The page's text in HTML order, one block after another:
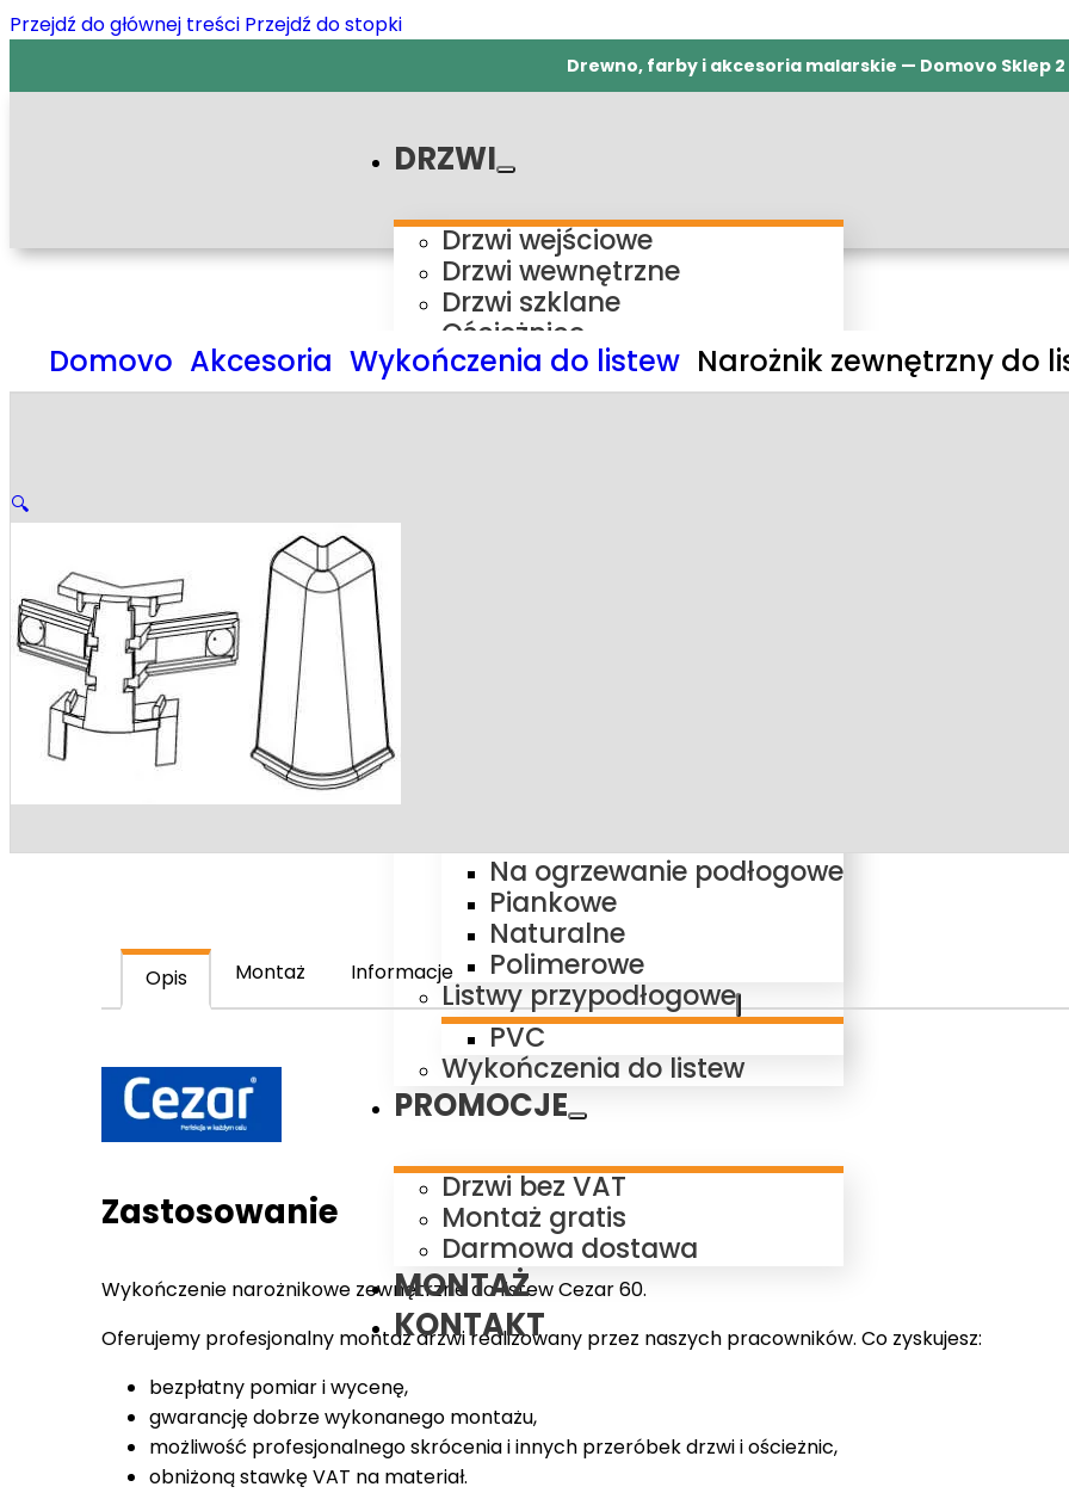
Przejdź do głównej treści Przejdź do stopki
Drewno, farby i akcesoria malarskie — Domovo Sklep
DRZWI
Drzwi wejściowe
Drzwi wewnętrzne
Drzwi szklane
Ościeżnice
Ościeżnice regulowane
OKUCIA
Na ogrzewanie podłogowe
Piankowe
Naturalne
Polimerowe
Listwy przypodłogowe
PVC
Wykończenia do listew
PROMOCJE
Drzwi bez VAT
Montaż gratis
Darmowa dostawa
MONTAŻ
KONTAKT
Domovo Akcesoria Wykończenia do listew Narożnik zewnętrzny do
🔍
Opis Montaż Informacje
Zastosowanie
Wykończenie narożnikowe zewnętrzne do listew Cezar 60.
Oferujemy profesjonalny montaż drzwi realizowany przez naszych pracowników. Co zyskujesz:
bezpłatny pomiar i wycenę,
gwarancję dobrze wykonanego montażu,
możliwość profesjonalnego skrócenia i innych przeróbek drzwi i ościeżnic,
obniżoną stawkę VAT na materiał.